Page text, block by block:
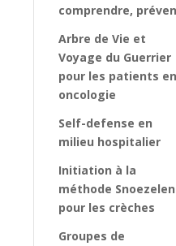
comprendre,
Arbre de Vie et
Voyage du Guerrier
pour les patients en
oncologie
Self-defense en
milieu hospitalier
Initiation à la
méthode Snoezelen
pour les crèches
Groupes de